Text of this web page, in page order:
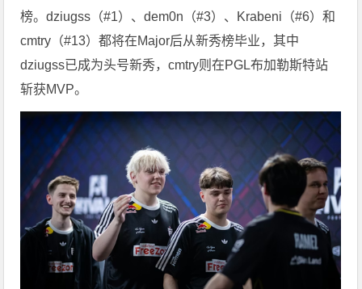
榜。dziugss（#1）、dem0n（#3）、Krabeni（#6）和
cmtry（#13）都将在Major后从新秀榜毕业，其中
dziugss已成为头号新秀，cmtry则在PGL布加勒斯特站
斩获MVP。